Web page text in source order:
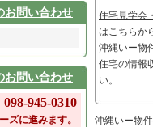
お問い合わせ
お問い合わせ
945-0310
ズに進みます。
住宅見学会
はこちらか
沖縄いー物
住宅の情報
い。
沖縄いー物